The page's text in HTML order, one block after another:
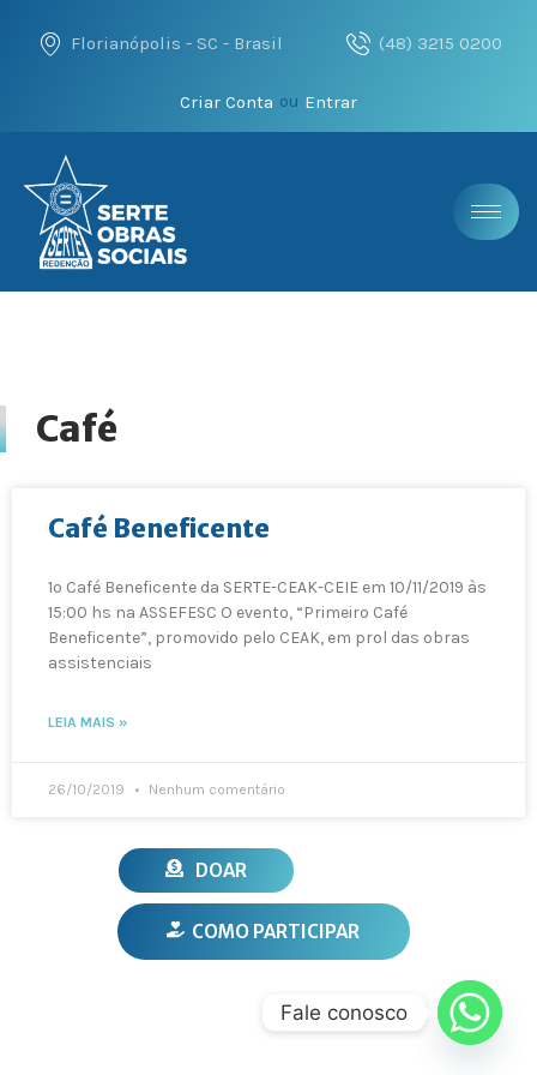
Florianópolis - SC - Brasil (48) 3215 0200
Criar Conta ou Entrar
Café
Café Beneficente
1º Café Beneficente da SERTE-CEAK-CEIE em 10/11/2019 às
15:00 hs na ASSEFESC O evento, “Primeiro Café
Beneficente”, promovido pelo CEAK, em prol das obras
assistenciais
LEIA MAIS »
26/10/2019 Nenhum comentário
DOAR
COMO PARTICIPAR
Fale conosco